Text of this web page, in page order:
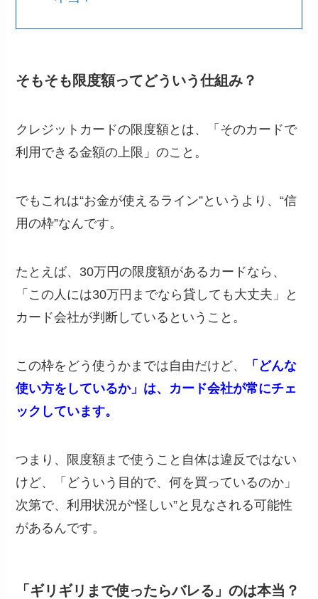
そもそも限度額ってどういう仕組み？
クレジットカードの限度額とは、「そのカードで
利用できる金額の上限」のこと。
でもこれは“お金が使えるライン”というより、“信
用の枠”なんです。
たとえば、30万円の限度額があるカードなら、
「この人には30万円までなら貸しても大丈夫」と
カード会社が判断しているということ。
この枠をどう使うかまでは自由だけど、
「どんな
使い方をしているか」は、カード会社が常にチェ
ックしています。
つまり、限度額まで使うこと自体は違反ではない
けど、「どういう目的で、何を買っているのか」
次第で、利用状況が“怪しい”と見なされる可能性
があるんです。
「ギリギリまで使ったらバレる」のは本当？